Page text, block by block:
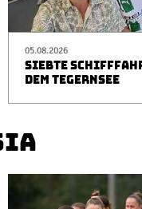
05.08.2026
SIEBTE
DEM TEGERNSEE